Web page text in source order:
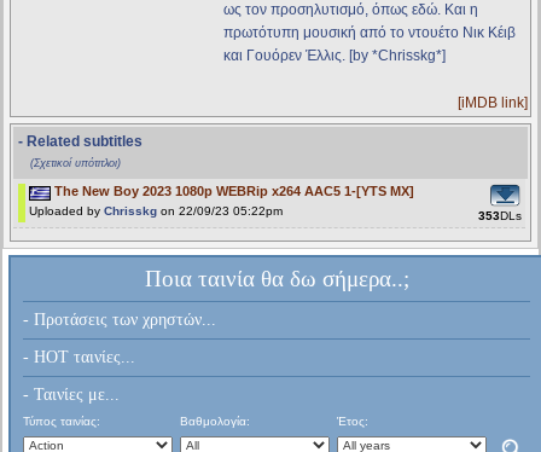
ως τον προσηλυτισμό, όπως εδώ. Και η
πρωτότυπη μουσική από το ντουέτο Νικ Κέιβ
και Γουόρεν Έλλις. [by *Chrisskg*]
[iMDB link]
- Related subtitles
(Σχετικοί υπότιτλοι)
The New Boy 2023 1080p WEBRip x264 AAC5 1-[YTS MX]
Uploaded by Chrisskg on 22/09/23 05:22pm 353DLs
Ποια ταινία θα δω σήμερα..;
- Προτάσεις των χρηστών...
- HOT ταινίες...
- Ταινίες με...
Τύπος ταινίας: Βαθμολογία: Έτος: